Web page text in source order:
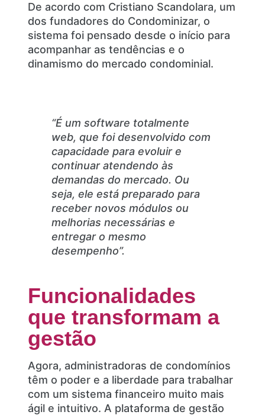
De acordo com Cristiano Scandolara, um
dos fundadores do Condominizar, o
sistema foi pensado desde o início para
acompanhar as tendências e o
dinamismo do mercado condominial.
“É um software totalmente
web, que foi desenvolvido com
capacidade para evoluir e
continuar atendendo às
demandas do mercado. Ou
seja, ele está preparado para
receber novos módulos ou
melhorias necessárias e
entregar o mesmo
desempenho”.
Funcionalidades
que transformam a
gestão
Agora, administradoras de condomínios
têm o poder e a liberdade para trabalhar
com um sistema financeiro muito mais
ágil e intuitivo. A plataforma de gestão